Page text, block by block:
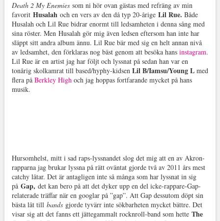
Death 2 My Enemies som ni hör ovan gästas med refräng av min
favorit Husalah och en vers av den då typ 20-årige Lil Rue. Både
Husalah och Lil Rue bidrar enormt till ledsamheten i denna sång med
sina röster. Men Husalah gör mig även ledsen eftersom han inte har
släppt sitt andra album ännu. Lil Rue bär med sig en helt annan nivå
av ledsamhet, den förklaras nog bäst genom att besöka hans instagram.
Lil Rue är en artist jag har följt och lyssnat på sedan han var en
tonårig skolkamrat till based/hyphy-kidsen Lil B/Iamsu/Young Lmed
flera på Berkley Highoch jag hoppas fortfarande mycket på hans
musik.
Hursomhelst, mitt i sad raps-lyssnandet slog det mig att en av Akron-
rapparna jag brukar lyssna på rätt oväntat gjorde två av 2011 års mest
catchy låtar. Det är antagligen inte så många som har lyssnat in sig
på Gap, det kan bero på att det dyker upp en del icke-rappare-Gap-
relaterade träffar när en googlar på ”gap”. Att Gap dessutom döpt sin
bästa låt till bands gjorde tyvärr inte sökbarheten mycket bättre. Det
visar sig att det fanns ett jättegammalt rocknroll-band som hette The